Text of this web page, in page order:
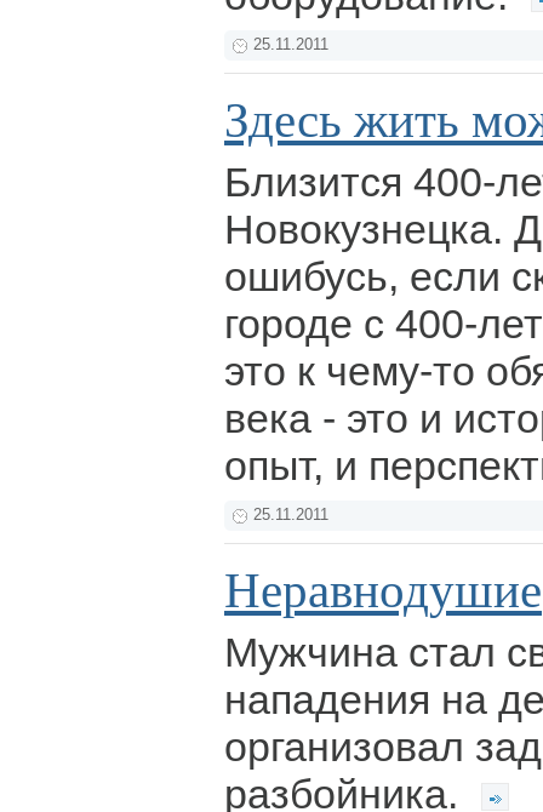
25.11.2011
Здесь жить
Близится 400-
Новокузнецка.
ошибусь, если
городе с 400-
это к чему-то
века - это и
опыт, и
25.11.2011
Неравнодушие
Мужчина стал
нападения на
организовал
разбойника.